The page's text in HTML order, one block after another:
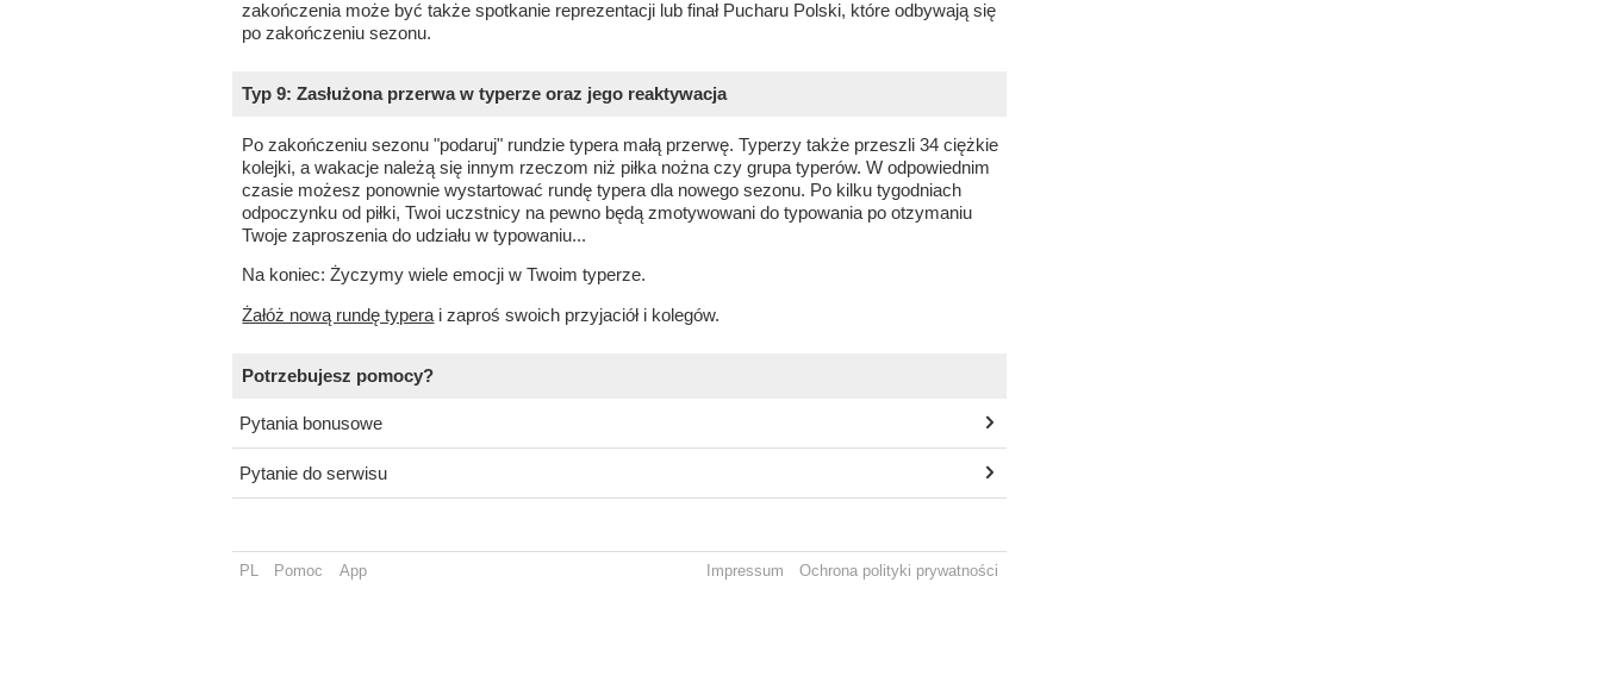
zakończenia może być także spotkanie reprezentacji lub finał Pucharu Polski, które odbywają się
po zakończeniu sezonu.
Typ 9: Zasłużona przerwa w typerze oraz jego reaktywacja
Po zakończeniu sezonu "podaruj" rundzie typera małą przerwę. Typerzy także przeszli 34 ciężkie
kolejki, a wakacje należą się innym rzeczom niż piłka nożna czy grupa typerów. W odpowiednim
czasie możesz ponownie wystartować rundę typera dla nowego sezonu. Po kilku tygodniach
odpoczynku od piłki, Twoi uczstnicy na pewno będą zmotywowani do typowania po otzymaniu
Twoje zaproszenia do udziału w typowaniu...
Na koniec: Życzymy wiele emocji w Twoim typerze.
Żałóż nową rundę typera i zaproś swoich przyjaciół i kolegów.
Potrzebujesz pomocy?
Pytania bonusowe
Pytanie do serwisu
PL Pomoc App Impressum Ochrona polityki prywatności